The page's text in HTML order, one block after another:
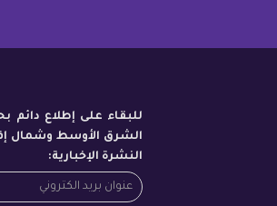
للبقاء على إطلاع دائم
الشرق الأوسط وشمال
النشرة الإخبارية: